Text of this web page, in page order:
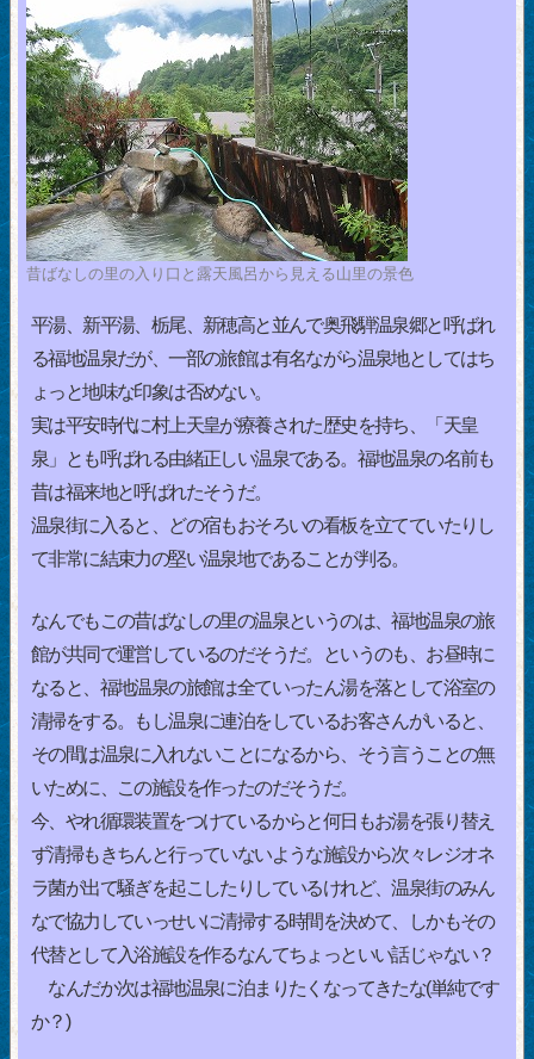
昔ばなしの里の入り口と露天風呂から見える山里の景色
平湯、新平湯、栃尾、新穂高と並んで奥飛騨温泉郷と呼ばれ
る福地温泉だが、一部の旅館は有名ながら温泉地としてはち
ょっと地味な印象は否めない。
実は平安時代に村上天皇が療養された歴史を持ち、「天皇
泉」とも呼ばれる由緒正しい温泉である。福地温泉の名前も
昔は福来地と呼ばれたそうだ。
温泉街に入ると、どの宿もおそろいの看板を立てていたりし
て非常に結束力の堅い温泉地であることが判る。
なんでもこの昔ばなしの里の温泉というのは、福地温泉の旅
館が共同で運営しているのだそうだ。というのも、お昼時に
なると、福地温泉の旅館は全ていったん湯を落として浴室の
清掃をする。もし温泉に連泊をしているお客さんがいると、
その間は温泉に入れないことになるから、そう言うことの無
いために、この施設を作ったのだそうだ。
今、やれ循環装置をつけているからと何日もお湯を張り替え
ず清掃もきちんと行っていないような施設から次々レジオネ
ラ菌が出て騒ぎを起こしたりしているけれど、温泉街のみん
なで協力していっせいに清掃する時間を決めて、しかもその
代替として入浴施設を作るなんてちょっといい話じゃない？
なんだか次は福地温泉に泊まりたくなってきたな(単純です
か？)